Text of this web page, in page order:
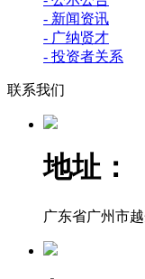
- 新闻资讯
- 广纳贤才
- 投资者关系
联系我们
地址：
广东省广州市